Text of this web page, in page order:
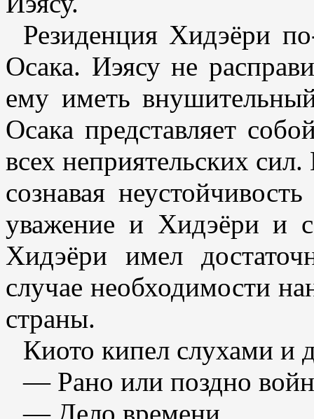
Резиденция Хидэёри
Осака. Иэясу не
ему иметь
Осака представляет
всех неприятельских
сознавая
уважение и Хидэёри и
Хидэёри имел
случае необходимости
страны.
Киото кипел слухами и
— Рано или поздно